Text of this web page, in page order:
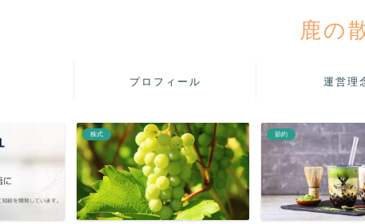
鹿の
プロフィール 運営理
株式 節約